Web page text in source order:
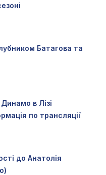
Батагова та
в Лізі
по трансляції
до Анатолія